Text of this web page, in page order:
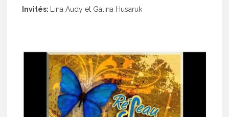
Invités: Lina Audy et Galina Husaruk